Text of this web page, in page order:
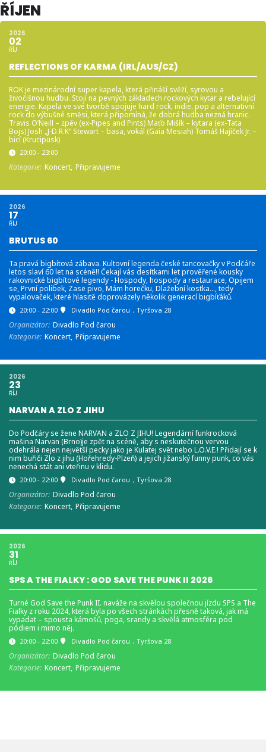
ŘÍJEN
2026
02
ŘÍJ
REFLECTIONS OF KARMA (IRL/AUS/CZ)
ROK je mezinárodní super kapela, která přináší svěží, syrovou a
živočišnou hudbu. Stojí na pevných základech rockových kytar a rebelující
energie. Kapela ve své tvorbě spojuje hard rock, indie, pop a alternativní
rock do výbušné směsi, která připomíná, že dobrá hudba nezná hranic.
Travis O’Neill – zpěv (ex-Pipes and Pints) Maťo Mišík – kytara (ex-Tata
Bojs) Josh „J-D.R.K“ Stewart – basa, vokál (Gaia Mesiah) Tomáš Hajíček Jr. –
bicí (Krucipüsk)
20:00 - 23:00
Kategorie: Koncert, Připravujeme
2026
17
ŘÍJ
BRUTUS 60
Ta pravá bigbítová zábava. Kultovní legenda české tancovačky v Podčáře
letos slaví 60 let na scéně!! Čekají vás desítkami let prověřené kousky
rakovnické bigbítové legendy - Hospody, hospody a restaurace, Opijem
se, První polibek, Zase pivo, Mám horečku, Dlažební kostka…, tedy
vypalovaček, které hlasitě doprovázely několik generací bigbíťáků.
20:00 - 22:00 Divadlo Pod čarou , Tyršova 28
Organizátor: Divadlo Pod čarou
Kategorie: Koncert, Připravujeme
2026
23
ŘÍJ
NARVAN A ZLO Z JIHU
Do Podčáry se žene NARVAN a ZLO Z JIHU! Legendární funkrocková
mašina Narvan (Brno)je zpět na scéně, aby s neskutečnou vervou
odehrála nejen největší pecky jako je Kulatej svět nebo L.O.V.E.! Přidají se k
nim buřiči Zlo z jihu (Hořehredy-Plzeň) a jejich jižanský funny punk, co vás
nenechá stát ani vteřinu v klidu.
20:00 - 22:00 Divadlo Pod čarou , Tyršova 28
Organizátor: Divadlo Pod čarou
Kategorie: Koncert, Připravujeme
2026
31
ŘÍJ
SPS A THE FIALKY : GOD SAVE THE PUNK II 2026
Turné God Save the Punk II. naváže na skvělou společnou jízdu SPS a The
Fialky z roku 2024, která byla po všech stránkách přesně taková, jak má
vypadat – spousta kámošů, poga, srandy a skvělá atmosféra pod
pódiem i mimo něj.
20:00 - 22:00 Divadlo Pod čarou , Tyršova 28
Organizátor: Divadlo Pod čarou
Kategorie: Koncert, Připravujeme